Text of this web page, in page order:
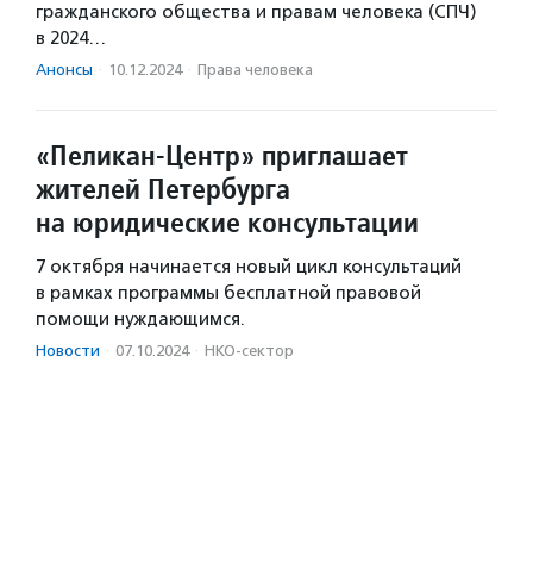
гражданского общества и правам человека (СПЧ)
в 2024…
Анонсы · 10.12.2024 · Права человека
«Пеликан-Центр» приглашает
жителей Петербурга
на юридические консультации
7 октября начинается новый цикл консультаций
в рамках программы бесплатной правовой
помощи нуждающимся.
Новости · 07.10.2024 · НКО-сектор